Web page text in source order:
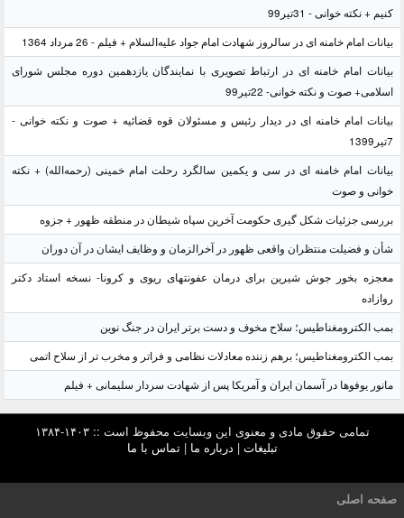
کنیم + نکته خوانی - 31تیر99
بیانات امام خامنه ای در سالروز شهادت امام جواد علیه‌السلام + فیلم - 26 مرداد 1364
بیانات امام خامنه ای در ارتباط تصویری با نمایندگان یازدهمین دوره مجلس شورای
اسلامی+ صوت و نکته خوانی- 22تیر99
بیانات امام خامنه ای در دیدار رئیس و مسئولان قوه قضائیه + صوت و نکته خوانی -
7تیر1399
بیانات امام خامنه ای در سی و یکمین سالگرد رحلت امام خمینی (رحمه‌الله) + نکته
خوانی و صوت
بررسی جزئیات شکل گیری حکومت آخرین سپاه شیطان در منطقه ظهور + جزوه
شأن و فضیلت منتظران واقعی ظهور در آخرالزمان و وظایف ایشان در آن دوران
معجزه بخور جوش شیرین برای درمان عفونتهای ریوی و کرونا- نسخه استاد دکتر
روازاده
بمب الکترومغناطیس؛ سلاح مخوف و دست برتر ایران در جنگ نوین
بمب الکترومغناطیس؛ برهم زننده معادلات نظامی و فراتر و مخرب تر از سلاح اتمی
مانور یوفوها در آسمان ایران و آمریکا پس از شهادت سردار سلیمانی + فیلم
تمامی حقوق مادی و معنوی این وبسایت محفوظ است :: ۱۴۰۳-۱۳۸۴
تبلیغات | درباره ما |تماس با ما
صفحه اصلی